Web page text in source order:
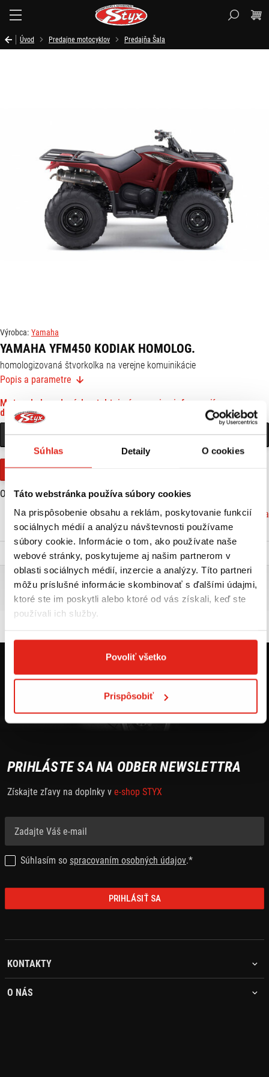
Súhlas Detaily O cookies
Táto webstránka používa súbory cookies
Na prispôsobenie obsahu a reklám, poskytovanie funkcií
sociálnych médií a analýzu návštevnosti používame
súbory cookie. Informácie o tom, ako používate naše
webové stránky, poskytujeme aj našim partnerom v
oblasti sociálnych médií, inzercie a analýzy. Títo partneri
môžu príslušné informácie skombinovať s ďalšími údajmi,
ktoré ste im poskytli alebo ktoré od vás získali, keď ste
používali ich služby.
Povoliť všetko
Prispôsobiť
Úvod Predajne motocyklov Predajňa Šala
Výrobca: Yamaha
YAMAHA YFM450 KODIAK HOMOLOG.
homologizovaná štvorkolka na verejne komuinikácie
Popis a parametre
Motocykel predaný, kontaktuj nás pre viac informacií o
dostupnosti
KONTAKTOVAŤ PREDAJŇU
Pozri alternatívy
Objem motora (cm3): 421
Značka: Yamaha
VIAC O PRODUKTE
Popis a parametre
YAMAHA YFM450 KODIAK HOMOLOG.
homologizovaná štvorkolka na verejne komuinikácie
PRIHLÁSTE SA NA ODBER NEWSLETTRA
Získajte zľavy na doplnky v e-shop STYX
Súhlasím so spracovaním osobných údajov.*
PRIHLÁSIŤ SA
KONTAKTY
O NÁS